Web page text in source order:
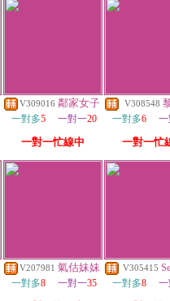
V309016 鄰家女子
一對多5 一對一20
一對一忙線中
V308548
一對多6
一對一忙
V207981 氣估妹妹
一對多8 一對一35
V305415
一對多8